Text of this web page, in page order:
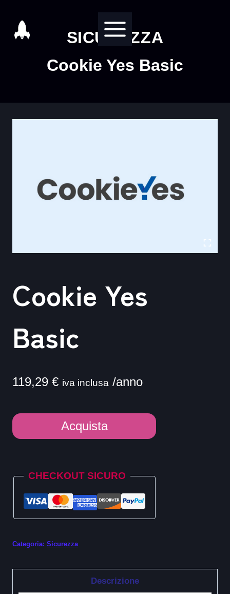
contenuto
SICUREZZA
Cookie Yes Basic
Cookie Yes
Basic
119,29 € iva inclusa /anno
Cookie
Yes
Acquista
CHECKOUT SICURO
Categoria: Sicurezza
Descrizione